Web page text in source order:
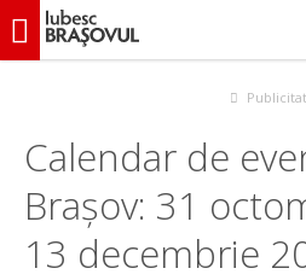
iubescbraşovul.ro
Calendar de
Brașov: 31
13 decembrie